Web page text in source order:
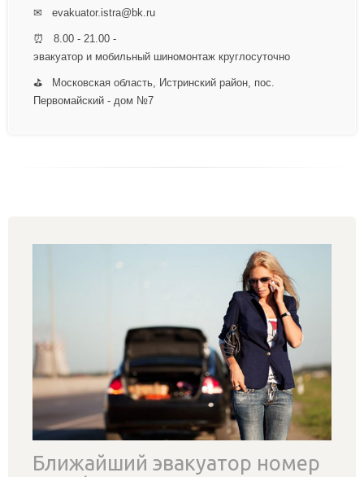
✉ evakuator.istra@bk.ru
⏰ 8.00 - 21.00 -
эвакуатор и мобильный шиномонтаж круглосуточно
⛳ Московская область, Истринский район, пос.
Первомайский - дом №7
Ближайший эвакуатор номер